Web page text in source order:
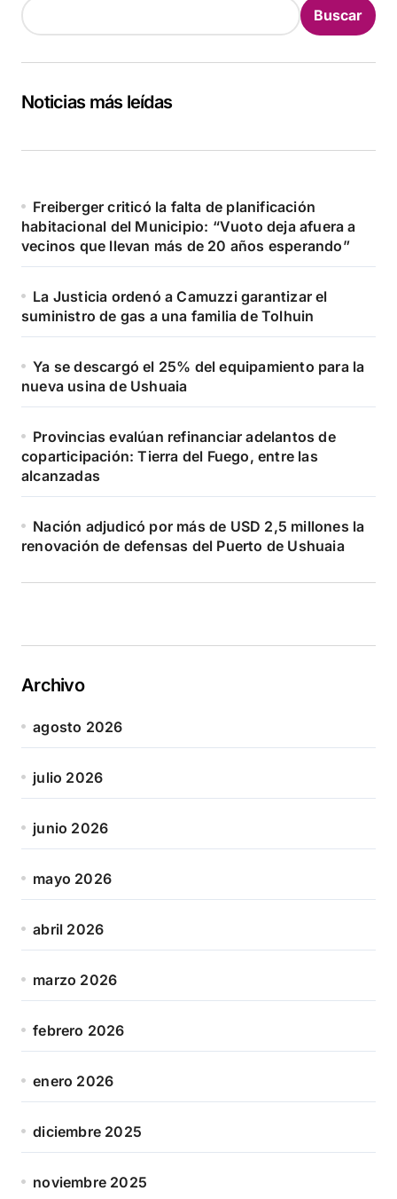
Buscar
Noticias más leídas
Freiberger criticó la falta de planificación
habitacional del Municipio: “Vuoto deja afuera a
vecinos que llevan más de 20 años esperando”
La Justicia ordenó a Camuzzi garantizar el
suministro de gas a una familia de Tolhuin
Ya se descargó el 25% del equipamiento para la
nueva usina de Ushuaia
Provincias evalúan refinanciar adelantos de
coparticipación: Tierra del Fuego, entre las
alcanzadas
Nación adjudicó por más de USD 2,5 millones la
renovación de defensas del Puerto de Ushuaia
Archivo
agosto 2026
julio 2026
junio 2026
mayo 2026
abril 2026
marzo 2026
febrero 2026
enero 2026
diciembre 2025
noviembre 2025